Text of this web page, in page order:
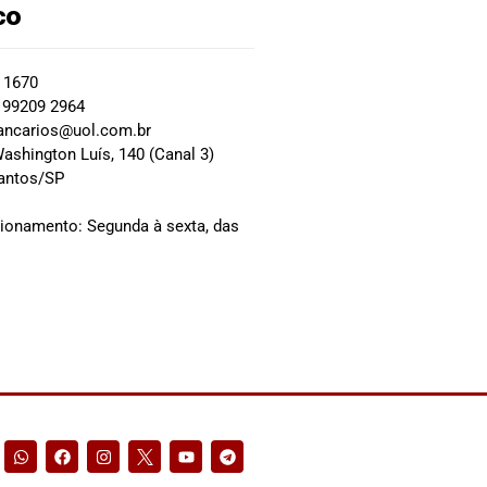
2964
Luís, 140 (Canal 3)
SP
Segunda à sexta, das